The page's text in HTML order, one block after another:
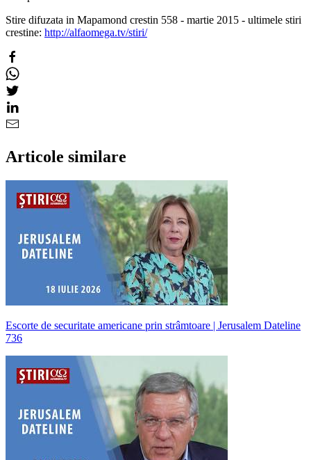
Stire difuzata in Mapamond crestin 558 - martie 2015 - ultimele stiri
crestine: http://alfaomega.tv/stiri/
Articole similare
Escorte de securitate americane prin strâmtoare | Jerusalem Dateline
736